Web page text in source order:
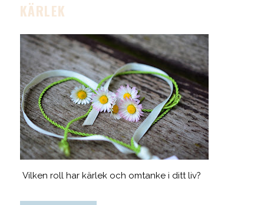
KÄRLEK
Vilken roll har kärlek och omtanke i ditt liv?